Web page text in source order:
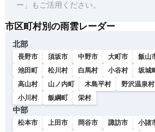
ー」もご活用ください。
市区町村別の雨雲レーダー
北部
長野市 須坂市 中野市 大町市 飯山
池田町
松川村 白馬村 小谷村 坂城
高山村
山ノ内町 木島平村 野沢温泉村
小川村
飯綱町 栄村
中部
松本市 上田市 岡谷市 諏訪市 小諸